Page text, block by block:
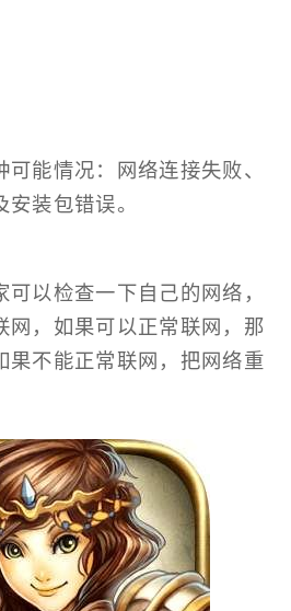
能情况：网络连接失败、
装包错误。
以检查一下自己的网络，
网，如果可以正常联网，那
果不能正常联网，把网络重